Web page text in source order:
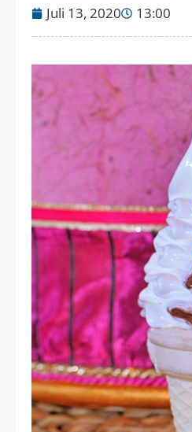
Juli 13, 2020 13:00